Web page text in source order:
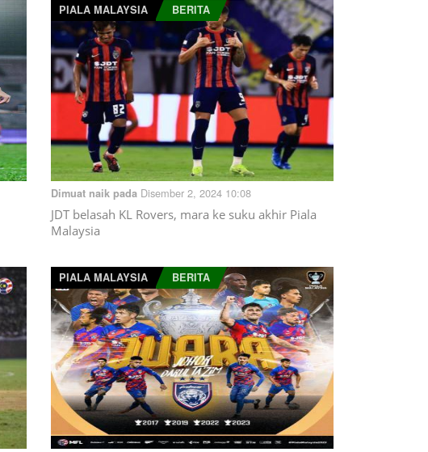
PIALA MALAYSIA BERITA
Dimuat naik pada Disember 2, 2024 10:08
JDT belasah KL Rovers, mara ke suku akhir Piala
Malaysia
PIALA MALAYSIA BERITA